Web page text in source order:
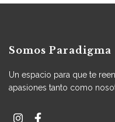
Somos Paradigma
Un espacio para que te
apasiones tanto como